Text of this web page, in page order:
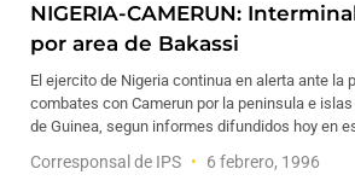
NIGERIA-CAMERUN:
por area de Bakassi
El ejercito de Nigeria continua en alerta ante la
combates con Camerun por la peninsula e
de Guinea, segun informes difundidos hoy en
Corresponsal de IPS 6 febrero, 1996